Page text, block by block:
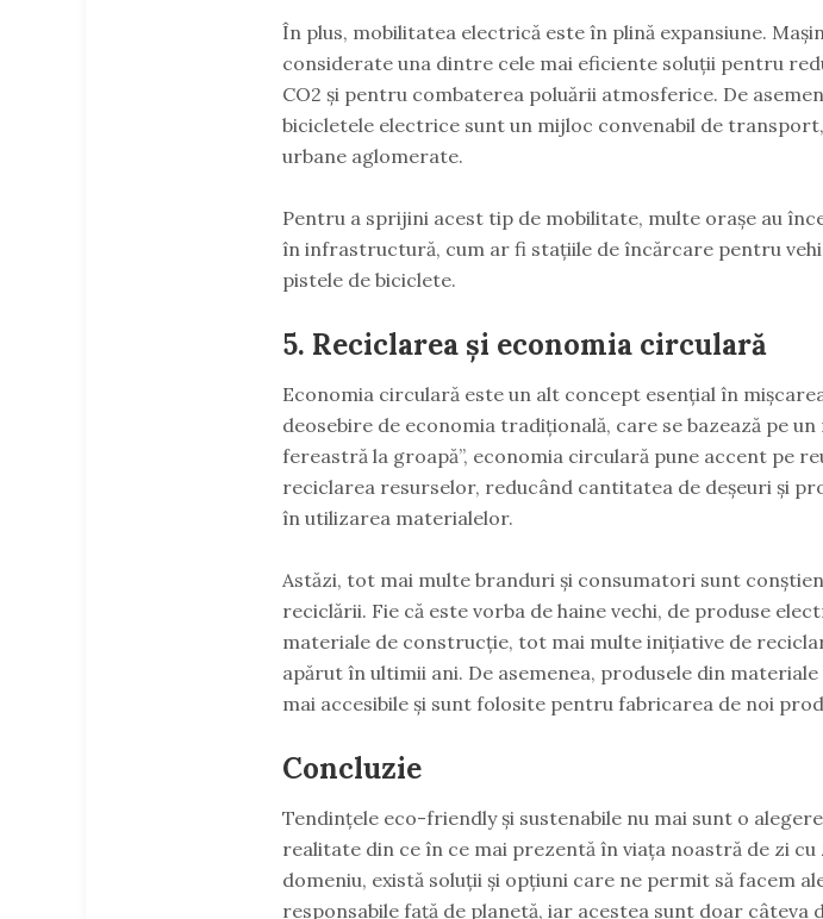
În plus, mobilitatea electrică este în plină expansiune.
considerate una dintre cele mai eficiente soluții pentru
CO2 și pentru combaterea poluării atmosferice. De
bicicletele electrice sunt un mijloc convenabil de
urbane aglomerate.
Pentru a sprijini acest tip de mobilitate, multe orașe au
în infrastructură, cum ar fi stațiile de încărcare pentru
pistele de biciclete.
5. Reciclarea și economia circulară
Economia circulară este un alt concept esențial în
deosebire de economia tradițională, care se bazează pe un
fereastră la groapă”, economia circulară pune accent pe
reciclarea resurselor, reducând cantitatea de deșeuri și
în utilizarea materialelor.
Astăzi, tot mai multe branduri și consumatori sunt
reciclării. Fie că este vorba de haine vechi, de produse
materiale de construcție, tot mai multe inițiative de
apărut în ultimii ani. De asemenea, produsele din
mai accesibile și sunt folosite pentru fabricarea de noi
Concluzie
Tendințele eco-friendly și sustenabile nu mai sunt o alegere
realitate din ce în ce mai prezentă în viața noastră de zi
domeniu, există soluții și opțiuni care ne permit să facem
responsabile față de planetă, iar acestea sunt doar câteva